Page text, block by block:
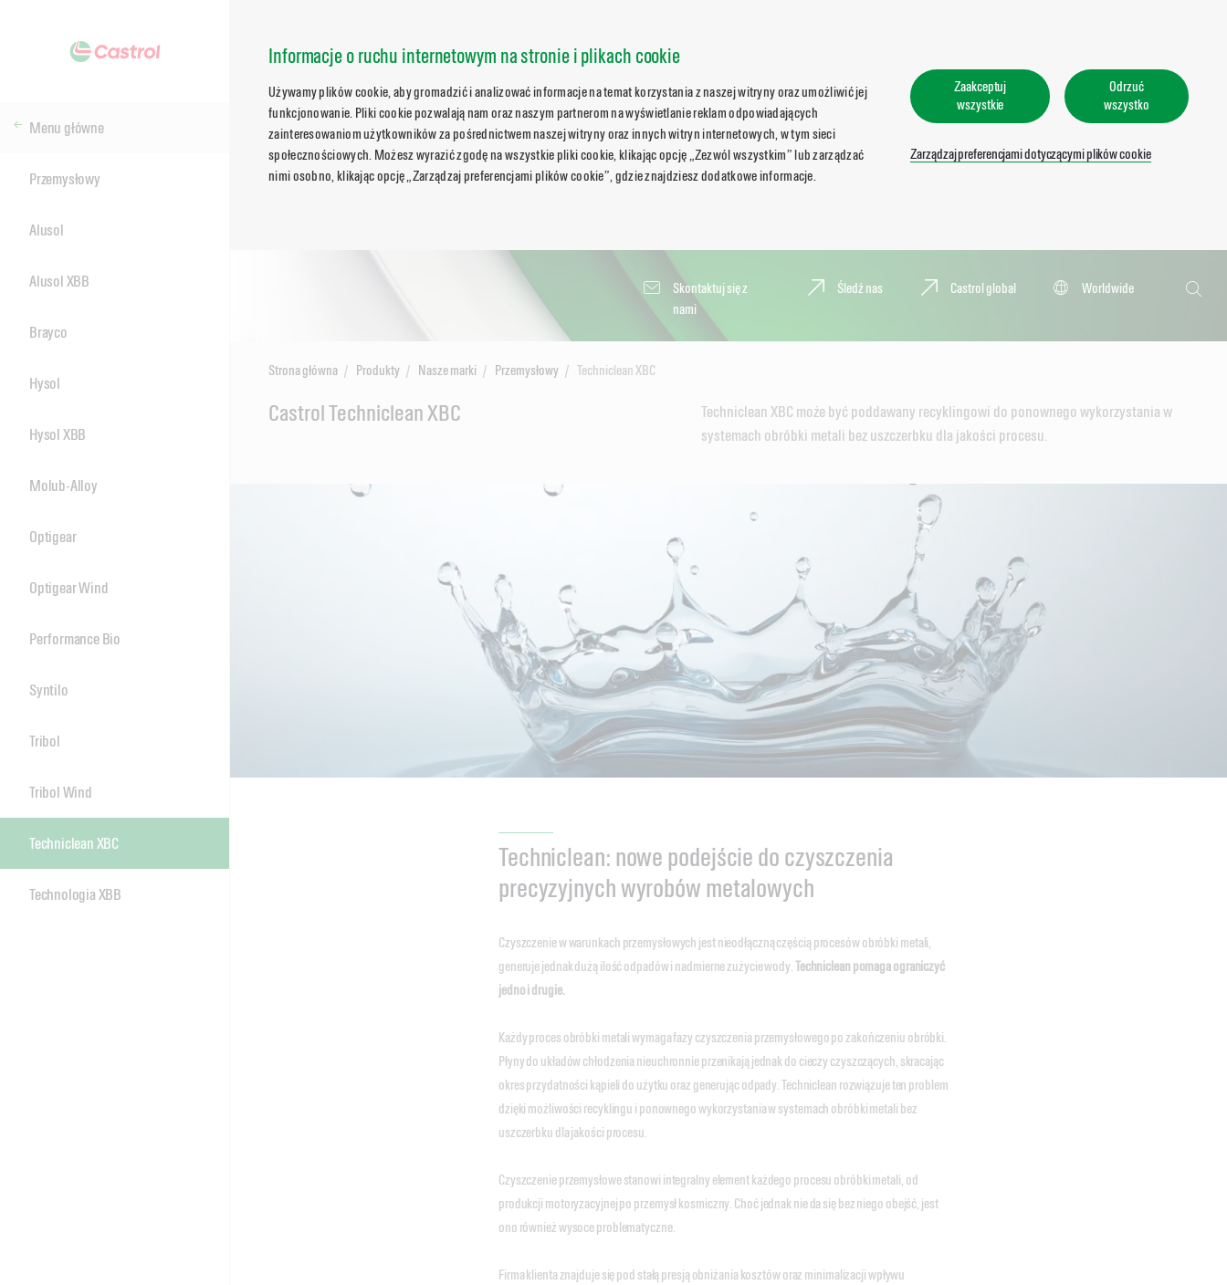
Informacje o ruchu internetowym na stronie i plikach cookie
Używamy plików cookie, aby gromadzić i analizować informacje na temat korzystania z naszej witryny oraz umożliwić jej
funkcjonowanie. Pliki cookie pozwalają nam oraz naszym partnerom na wyświetlanie reklam odpowiadających
zainteresowaniom użytkowników za pośrednictwem naszej witryny oraz innych witryn internetowych, w tym sieci
społecznościowych. Możesz wyrazić zgodę na wszystkie pliki cookie, klikając opcję „Zezwól wszystkim” lub zarządzać
nimi osobno, klikając opcję „Zarządzaj preferencjami plików cookie”, gdzie znajdziesz dodatkowe informacje.
Zaakceptuj
wszystkie
Odrzuć
wszystko
Zarządzaj preferencjami dotyczącymi plików cookie
Skontaktuj się z
nami
Śledź nas Castrol global
Worldwide
Wyszukaj
Menu główne
Przemysłowy
Alusol
Alusol XBB
Brayco
Hysol
Hysol XBB
Molub-Alloy
Optigear
Optigear Wind
Performance Bio
Syntilo
Tribol
Tribol Wind
Techniclean XBC
Technologia XBB
Strona główna Produkty Nasze marki Przemysłowy Techniclean XBC
Castrol Techniclean XBC
Techniclean XBC może być poddawany recyklingowi do ponownego wykorzystania w
systemach obróbki metali bez uszczerbku dla jakości procesu.
Techniclean: nowe podejście do czyszczenia
precyzyjnych wyrobów metalowych
Czyszczenie w warunkach przemysłowych jest nieodłączną częścią procesów obróbki metali,
generuje jednak dużą ilość odpadów i nadmierne zużycie wody. Techniclean pomaga ograniczyć
jedno i drugie.
Każdy proces obróbki metali wymaga fazy czyszczenia przemysłowego po zakończeniu obróbki.
Płyny do układów chłodzenia nieuchronnie przenikają jednak do cieczy czyszczących, skracając
okres przydatności kąpieli do użytku oraz generując odpady. Techniclean rozwiązuje ten problem
dzięki możliwości recyklingu i ponownego wykorzystania w systemach obróbki metali bez
uszczerbku dla jakości procesu.
Czyszczenie przemysłowe stanowi integralny element każdego procesu obróbki metali, od
produkcji motoryzacyjnej po przemysł kosmiczny. Choć jednak nie da się bez niego obejść, jest
ono również wysoce problematyczne.
Firma klienta znajduje się pod stałą presją obniżania kosztów oraz minimalizacji wpływu